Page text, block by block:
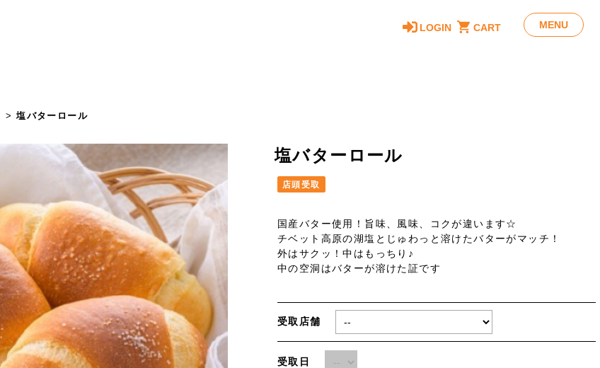
LOGIN CART MENU
>塩バターロール
塩バターロール
店頭受取
国産バター使用！旨味、風味、コクが違います☆
チベット高原の湖塩とじゅわっと溶けたバターがマッチ！
外はサクッ！中はもっちり♪
中の空洞はバターが溶けた証です
受取店舗
受取日